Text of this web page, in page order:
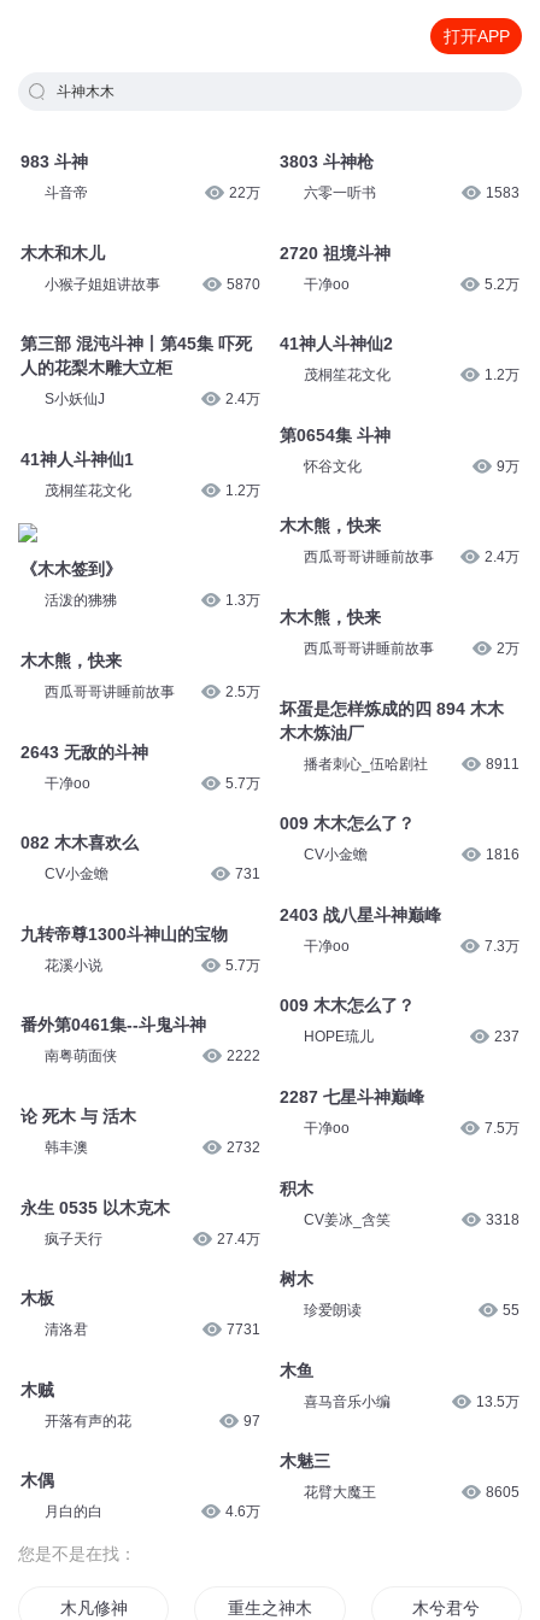
打开APP
斗神木木
983 斗神
斗音帝 22万
木木和木儿
小猴子姐姐讲故事 5870
第三部 混沌斗神丨第45集 吓死
人的花梨木雕大立柜
S小妖仙J 2.4万
41神人斗神仙1
茂桐笙花文化 1.2万
《木木签到》
活泼的狒狒 1.3万
木木熊，快来
西瓜哥哥讲睡前故事 2.5万
2643 无敌的斗神
干净oo 5.7万
082 木木喜欢么
CV小金蟾 731
九转帝尊1300斗神山的宝物
花溪小说 5.7万
番外第0461集--斗鬼斗神
南粤萌面侠 2222
论 死木 与 活木
韩丰澳 2732
永生 0535 以木克木
疯子天行 27.4万
木板
清洛君 7731
木贼
开落有声的花 97
木偶
月白的白 4.6万
3803 斗神枪
六零一听书 1583
2720 祖境斗神
干净oo 5.2万
41神人斗神仙2
茂桐笙花文化 1.2万
第0654集 斗神
怀谷文化 9万
木木熊，快来
西瓜哥哥讲睡前故事 2.4万
木木熊，快来
西瓜哥哥讲睡前故事 2万
坏蛋是怎样炼成的四 894 木木
木木炼油厂
播者刺心_伍哈剧社 8911
009 木木怎么了？
CV小金蟾 1816
2403 战八星斗神巅峰
干净oo 7.3万
009 木木怎么了？
HOPE琉儿 237
2287 七星斗神巅峰
干净oo 7.5万
积木
CV姜冰_含笑 3318
树木
珍爱朗读 55
木鱼
喜马音乐小编 13.5万
木魅三
花臂大魔王 8605
您是不是在找：
木凡修神 重生之神木 木兮君兮